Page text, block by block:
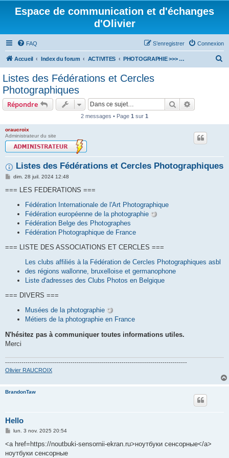
Espace de communication et d'échanges
d'Olivier
FAQ Connexion
S’enregistrer
Accueil Index du forum ACTIVITES PHOTOGRAPHIE >>> accès au forum
e
Listes des Fédérations et Cercles
Photographiques
Répondre Rechercher
2 messages • Page 1 sur 1
oraucroix
Administrateur du site
Listes des Fédérations et Cercles Photographiques
M
s
dim. 28 juil. 2024 12:48
=== LES FEDERATIONS ===
Fédération Internationale de l'Art Photographique
Fédération européenne de la photographie
Fédération Belge des Photographes
Fédération Photographique de France
=== LISTE DES ASSOCIATIONS ET CERCLES ===
Les clubs affiliés à la Fédération de Cercles Photographiques asbl
des régions wallonne, bruxelloise et germanophone
Liste d'adresses des Clubs Photos en Belgique
=== DIVERS ===
Musées de la photographie
Métiers de la photographie en France
N'hésitez pas à communiquer toutes informations utiles.
Merci
-----------------------------------------------------------------------------------------
Olivier RAUCROIX
BrandonTaw
Hello
M
s
a
lun. 3 nov. 2025 20:54
<a href=https://noutbuki-sensornii-ekran.ru>ноутбуки сенсорные</a>
ноутбуки сенсорные